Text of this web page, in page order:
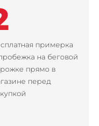
примерка
на беговой
прямо в
перед